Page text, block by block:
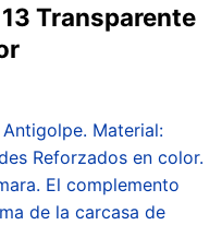
Transparente
Material:
Reforzados en color.
El complemento
de la carcasa de